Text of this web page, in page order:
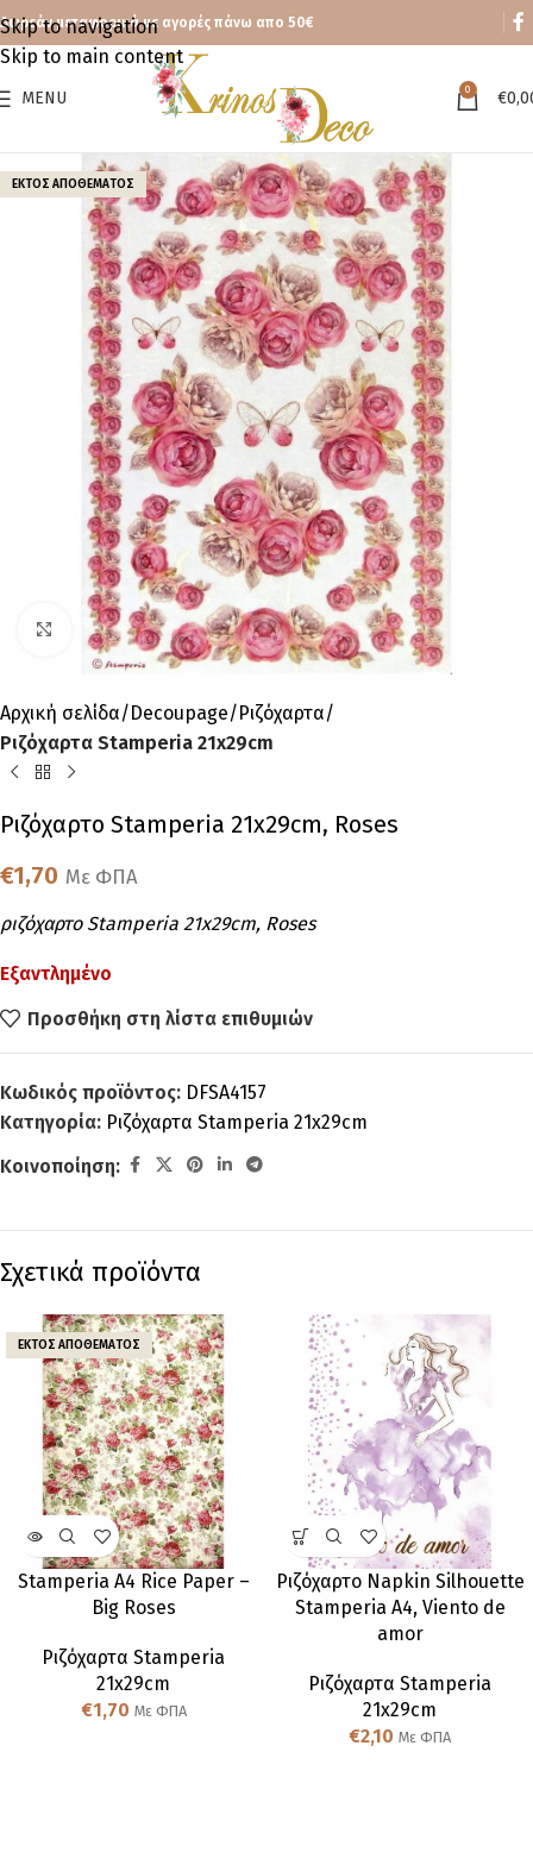
Skip to navigation
Skip to main content
Δωρεάν μεταφορικά με αγορές πάνω απο 50€
MENU 0 €
ΕΚΤΌΣ ΑΠΟΘΈΜΑΤΟΣ
Click to enlarge
Αρχική σελίδα Decoupage Ριζόχαρτα
Ριζόχαρτα Stamperia 21x29cm
Ριζόχαρτο Stamperia 21x29cm, Roses
€1,70 Με ΦΠΑ
ριζόχαρτο Stamperia 21x29cm, Roses
Εξαντλημένο
Προσθήκη στη λίστα επιθυμιών
Κωδικός προϊόντος: DFSA4157
Κατηγορία: Ριζόχαρτα Stamperia 21x29cm
Κοινοποίηση:
Σχετικά προϊόντα
ΕΚΤΌΣ ΑΠΟΘΈΜΑΤΟΣ
Stamperia A4 Rice Paper –
Big Roses
Ριζόχαρτα Stamperia
21x29cm
€1,70 Με ΦΠΑ
Ριζόχαρτο Napkin Silhouette
Stamperia A4, Viento de
amor
Ριζόχαρτα Stamperia
21x29cm
€2,10 Με ΦΠΑ